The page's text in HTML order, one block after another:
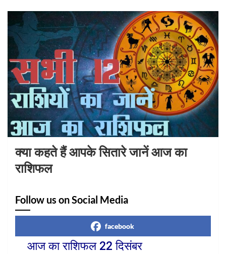
क्या कहते हैं आपके सितारे जानें आज का
राशिफल
Follow us on Social Media
facebook
आज का राशिफल 22 दिसंबर